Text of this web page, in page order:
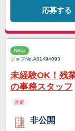
応募する
NEW
ジョブNo.A01494093
未経験OK！残
の事務スタッフ
派遣
非公開